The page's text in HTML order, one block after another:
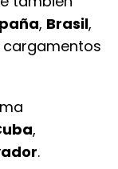
, Brasil,
cargamentos
,
.